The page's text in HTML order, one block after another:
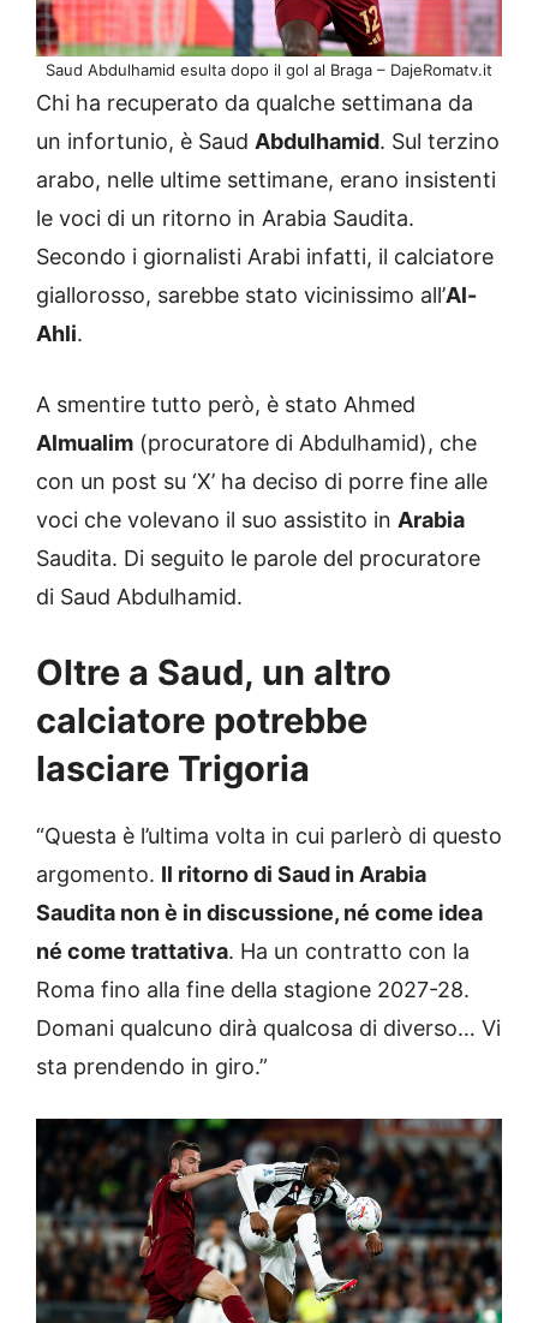
Saud Abdulhamid esulta dopo il gol al Braga – DajeRomatv.it
Chi ha recuperato da qualche settimana da
un infortunio, è Saud Abdulhamid. Sul terzino
arabo, nelle ultime settimane, erano insistenti
le voci di un ritorno in Arabia Saudita.
Secondo i giornalisti Arabi infatti, il calciatore
giallorosso, sarebbe stato vicinissimo all’Al-
Ahli.
A smentire tutto però, è stato Ahmed
Almualim (procuratore di Abdulhamid), che
con un post su ‘X’ ha deciso di porre fine alle
voci che volevano il suo assistito in Arabia
Saudita. Di seguito le parole del procuratore
di Saud Abdulhamid.
Oltre a Saud, un altro
calciatore potrebbe
lasciare Trigoria
“Questa è l’ultima volta in cui parlerò di questo
argomento. Il ritorno di Saud in Arabia
Saudita non è in discussione, né come idea
né come trattativa. Ha un contratto con la
Roma fino alla fine della stagione 2027-28.
Domani qualcuno dirà qualcosa di diverso… Vi
sta prendendo in giro.”